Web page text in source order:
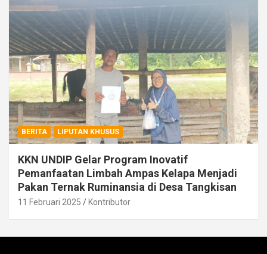
BERITA LIPUTAN KHUSUS
KKN UNDIP Gelar Program Inovatif
Pemanfaatan Limbah Ampas Kelapa Menjadi
Pakan Ternak Ruminansia di Desa Tangkisan
11 Februari 2025 Kontributor